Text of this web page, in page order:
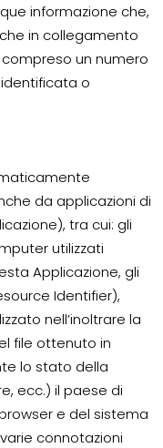
informazione che,
in collegamento
un numero
o
da applicazioni di
tra cui: gli
utilizzati
Applicazione, gli
Identifier),
nell’inoltrare la
file ottenuto in
lo stato della
ecc.) il paese di
e del sistema
connotazioni